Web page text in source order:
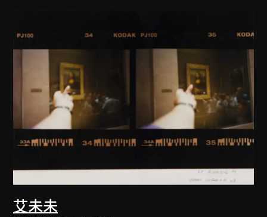
艾未未